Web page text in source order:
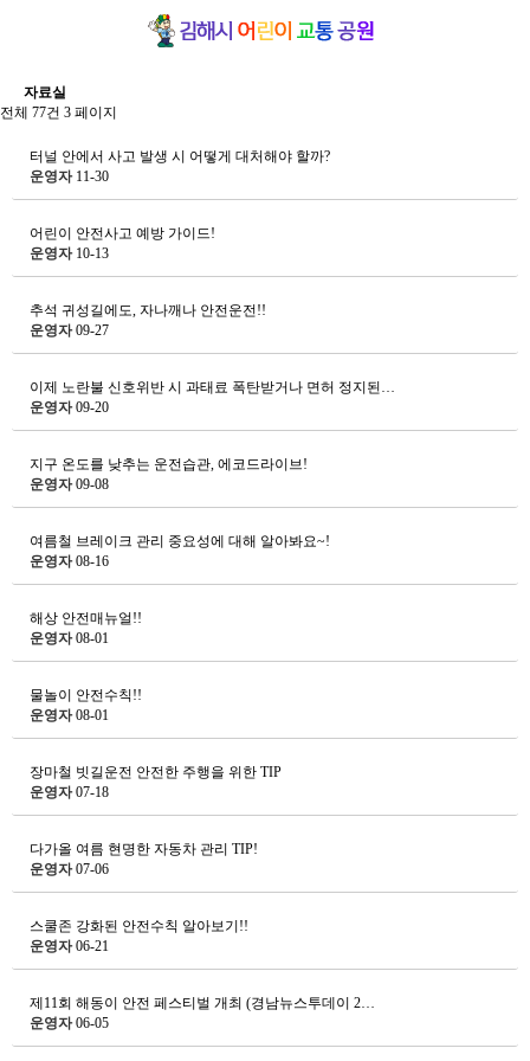
자료실
전체 77건 3 페이지
터널 안에서 사고 발생 시 어떻게 대처해야 할까?
운영자 11-30
어린이 안전사고 예방 가이드!
운영자 10-13
추석 귀성길에도, 자나깨나 안전운전!!
운영자 09-27
이제 노란불 신호위반 시 과태료 폭탄받거나 면허 정지된…
운영자 09-20
지구 온도를 낮추는 운전습관, 에코드라이브!
운영자 09-08
여름철 브레이크 관리 중요성에 대해 알아봐요~!
운영자 08-16
해상 안전매뉴얼!!
운영자 08-01
물놀이 안전수칙!!
운영자 08-01
장마철 빗길운전 안전한 주행을 위한 TIP
운영자 07-18
다가올 여름 현명한 자동차 관리 TIP!
운영자 07-06
스쿨존 강화된 안전수칙 알아보기!!
운영자 06-21
제11회 해동이 안전 페스티벌 개최 (경남뉴스투데이 2…
운영자 06-05